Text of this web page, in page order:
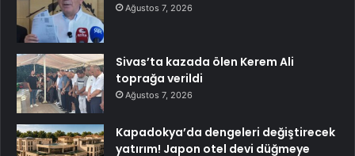
Ağustos 7, 2026
Sivas’ta kazada ölen Kerem Ali
toprağa verildi
Ağustos 7, 2026
Kapadokya’da dengeleri değiştirecek
yatırım! Japon otel devi düğmeye